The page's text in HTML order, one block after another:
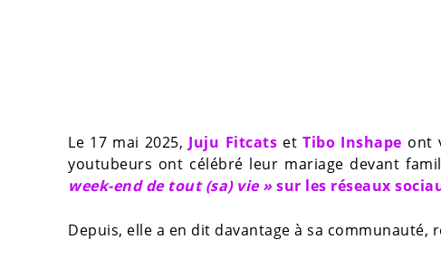
Le 17 mai 2025, Juju Fitcats etTibo Inshape ont
youtubeurs ont célébré leur mariage devant
week-end de tout (sa) vie »sur les réseaux
Depuis, elle a en dit davantage à sa communauté,